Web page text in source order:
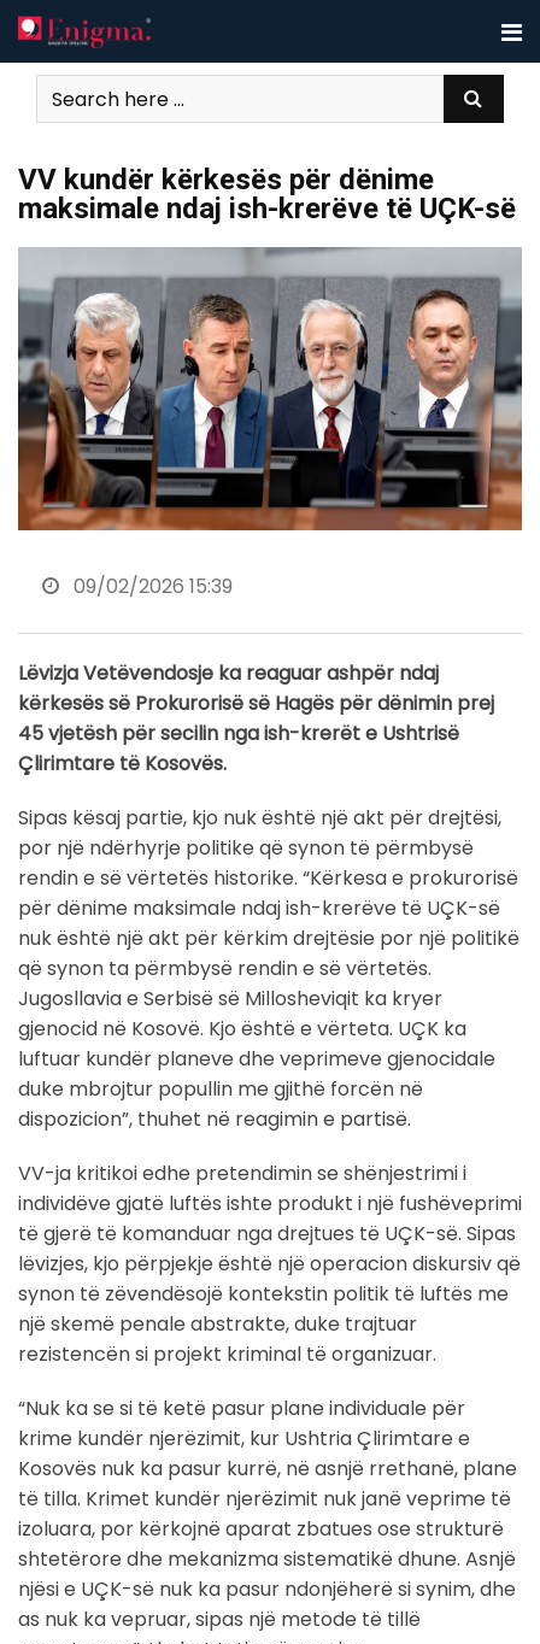
Skip
to
content
VV kundër kërkesës për dënime
maksimale ndaj ish-krerëve të UÇK-së
09/02/2026 15:39
Lëvizja Vetëvendosje ka reaguar ashpër ndaj
kërkesës së Prokurorisë së Hagës për dënimin prej
45 vjetësh për secilin nga ish-krerët e Ushtrisë
Çlirimtare të Kosovës.
Sipas kësaj partie, kjo nuk është një akt për drejtësi,
por një ndërhyrje politike që synon të përmbysë
rendin e së vërtetës historike. “Kërkesa e prokurorisë
për dënime maksimale ndaj ish-krerëve të UÇK-së
nuk është një akt për kërkim drejtësie por një politikë
që synon ta përmbysë rendin e së vërtetës.
Jugosllavia e Serbisë së Millosheviqit ka kryer
gjenocid në Kosovë. Kjo është e vërteta. UÇK ka
luftuar kundër planeve dhe veprimeve gjenocidale
duke mbrojtur popullin me gjithë forcën në
dispozicion”, thuhet në reagimin e partisë.
VV-ja kritikoi edhe pretendimin se shënjestrimi i
individëve gjatë luftës ishte produkt i një fushëveprimi
të gjerë të komanduar nga drejtues të UÇK-së. Sipas
lëvizjes, kjo përpjekje është një operacion diskursiv që
synon të zëvendësojë kontekstin politik të luftës me
një skemë penale abstrakte, duke trajtuar
rezistencën si projekt kriminal të organizuar.
“Nuk ka se si të ketë pasur plane individuale për
krime kundër njerëzimit, kur Ushtria Çlirimtare e
Kosovës nuk ka pasur kurrë, në asnjë rrethanë, plane
të tilla. Krimet kundër njerëzimit nuk janë veprime të
izoluara, por kërkojnë aparat zbatues ose strukturë
shtetërore dhe mekanizma sistematikë dhune. Asnjë
njësi e UÇK-së nuk ka pasur ndonjëherë si synim, dhe
as nuk ka vepruar, sipas një metode të tillë